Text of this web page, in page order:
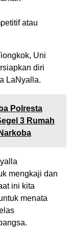
atau
Uni
diri
LaNyalla.
Polresta
3 Rumah
mengkaji dan
ini kita
menata